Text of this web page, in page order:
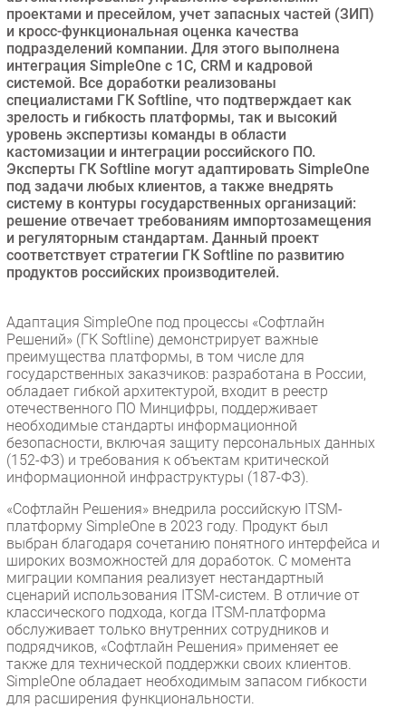
Мероприятия
Проекты
IT класс
Тестовый стенд
Каталог компаний
проектами и пресейлом, учет запасных частей (ЗИП)
и кросс-функциональная оценка качества
подразделений компании. Для этого выполнена
интеграция SimpleOne с 1С, CRM и кадровой
системой. Все доработки реализованы
специалистами ГК Softline, что подтверждает как
зрелость и гибкость платформы, так и высокий
уровень экспертизы команды в области
кастомизации и интеграции российского ПО.
Эксперты ГК Softline могут адаптировать SimpleOne
под задачи любых клиентов, а также внедрять
систему в контуры государственных организаций:
решение отвечает требованиям импортозамещения
и регуляторным стандартам. Данный проект
соответствует стратегии ГК Softline по развитию
продуктов российских производителей.
Адаптация SimpleOne под процессы «Софтлайн
Решений» (ГК Softline) демонстрирует важные
преимущества платформы, в том числе для
государственных заказчиков: разработана в России,
обладает гибкой архитектурой, входит в реестр
отечественного ПО Минцифры, поддерживает
необходимые стандарты информационной
безопасности, включая защиту персональных данных
(152-ФЗ) и требования к объектам критической
информационной инфраструктуры (187-ФЗ).
«Софтлайн Решения» внедрила российскую ITSM-
платформу SimpleOne в 2023 году. Продукт был
выбран благодаря сочетанию понятного интерфейса и
широких возможностей для доработок. С момента
миграции компания реализует нестандартный
сценарий использования ITSM-систем. В отличие от
классического подхода, когда ITSM-платформа
обслуживает только внутренних сотрудников и
подрядчиков, «Софтлайн Решения» применяет ее
также для технической поддержки своих клиентов.
SimpleOne обладает необходимым запасом гибкости
для расширения функциональности.